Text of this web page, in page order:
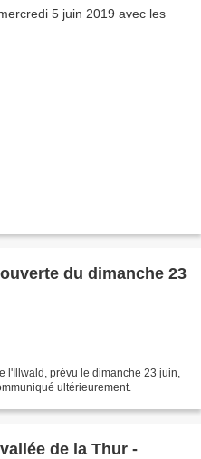
du dimanche 23
l'Illwald, prévu le dimanche 23 juin,
ultérieurement.
de la Thur -